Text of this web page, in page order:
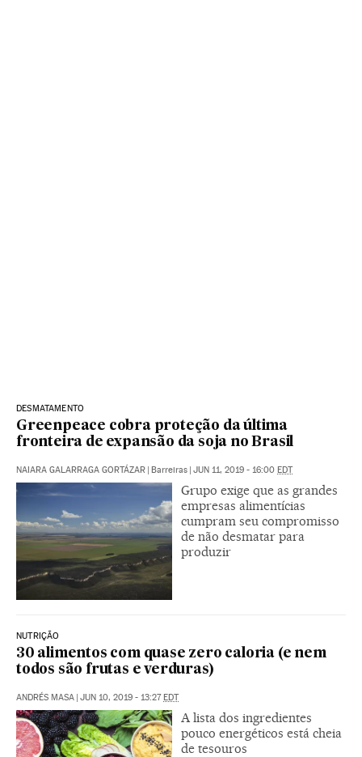
DESMATAMENTO
Greenpeace cobra proteção da última
fronteira de expansão da soja no Brasil
NAIARA GALARRAGA GORTÁZAR | Barreiras | JUN 11, 2019 - 16:00 EDT
Grupo exige que as grandes
empresas alimentícias
cumpram seu compromisso
de não desmatar para
produzir
NUTRIÇÃO
30 alimentos com quase zero caloria (e nem
todos são frutas e verduras)
ANDRÉS MASA | JUN 10, 2019 - 13:27EDT
A lista dos ingredientes
pouco energéticos está cheia
de tesouros